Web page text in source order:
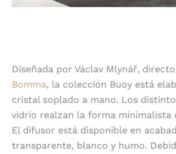
Diseñada por Václav Mlynář,
Bomma, la colección Buoy está
cristal soplado a mano. Los
vidrio realzan la forma minimalista
El difusor está disponible en
transparente, blanco y humo.